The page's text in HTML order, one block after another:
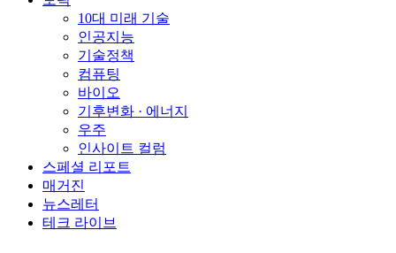
10대 미래 기술
인공지능
기술정책
컴퓨팅
바이오
기후변화 · 에너지
우주
인사이트 컬럼
스페셜 리포트
매거진
뉴스레터
테크 라이브